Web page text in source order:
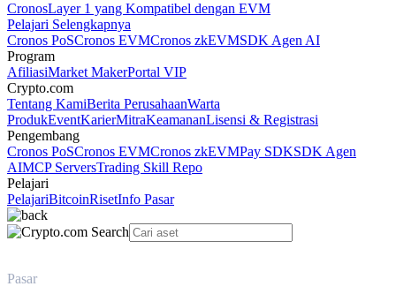
CronosLayer 1 yang Kompatibel dengan EVM
Pelajari Selengkapnya
Cronos PoSCronos EVMCronos zkEVMSDK Agen AI
Program
AfiliasiMarket MakerPortal VIP
Crypto.com
Tentang KamiBerita PerusahaanWarta
ProdukEventKarierMitraKeamananLisensi & Registrasi
Pengembang
Cronos PoSCronos EVMCronos zkEVMPay SDKSDK Agen
AIMCP ServersTrading Skill Repo
Pelajari
PelajariBitcoinRisetInfo Pasar
Pasar